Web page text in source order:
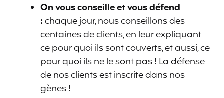
On vous conseille et vous défend
:chaque jour, nous conseillons des
centaines de clients, en leur expliquant
ce pour quoi ils sont couverts, et aussi, ce
pour quoi ils ne le sont pas ! La défense
de nos clients est inscrite dans nos
gènes !